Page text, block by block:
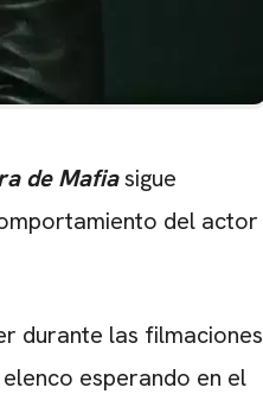
de Mafiasigue
del actor
durante las filmaciones
esperando en el